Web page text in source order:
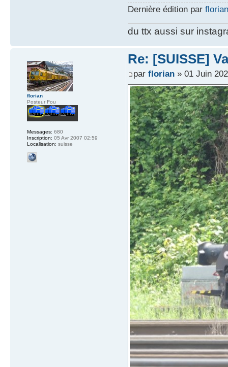
Dernière édition par florian
du ttx aussi sur
Re: [SUISSE]
par florian» 01 Juin
florian
Posteur Fou
Messages: 680
Inscription: 05 Avr 2007 02:59
Localisation: suisse